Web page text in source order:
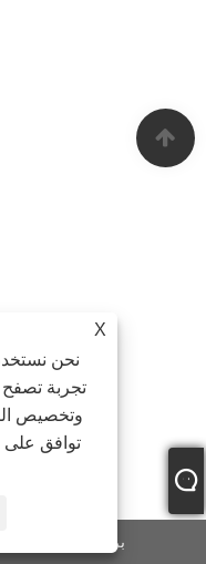
X
نحن
تجربة
وتخصيص
توافق على
بريد إلكتروني